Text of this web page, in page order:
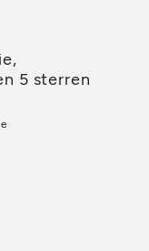
5 sterren